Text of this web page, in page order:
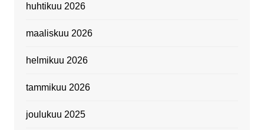
huhtikuu 2026
maaliskuu 2026
helmikuu 2026
tammikuu 2026
joulukuu 2025